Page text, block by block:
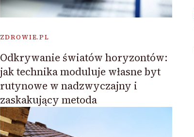
ZDROWIE.PL
Odkrywanie światów horyzontów:
jak technika moduluje własne byt
rutynowe w nadzwyczajny i
zaskakujący metoda